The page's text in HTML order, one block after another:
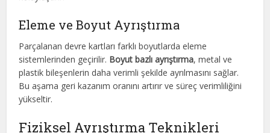
Eleme ve Boyut Ayrıştırma
Parçalanan devre kartları farklı boyutlarda eleme
sistemlerinden geçirilir. Boyut bazlı ayrıştırma, metal ve
plastik bileşenlerin daha verimli şekilde ayrılmasını sağlar.
Bu aşama geri kazanım oranını artırır ve süreç verimliliğini
yükseltir.
Fiziksel Ayrıştırma Teknikleri